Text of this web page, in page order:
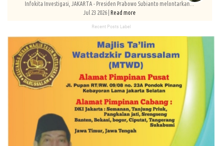
Infokita Investigasi, JAKARTA - Presiden Prabowo Subianto melontarkan...
Jul 23 2026 | Read more
Recent Posts Label